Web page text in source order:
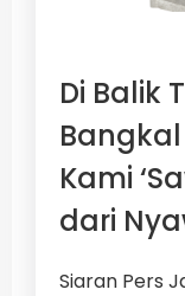
Di Balik
Bangkal
Kami
dari
Siaran Pers